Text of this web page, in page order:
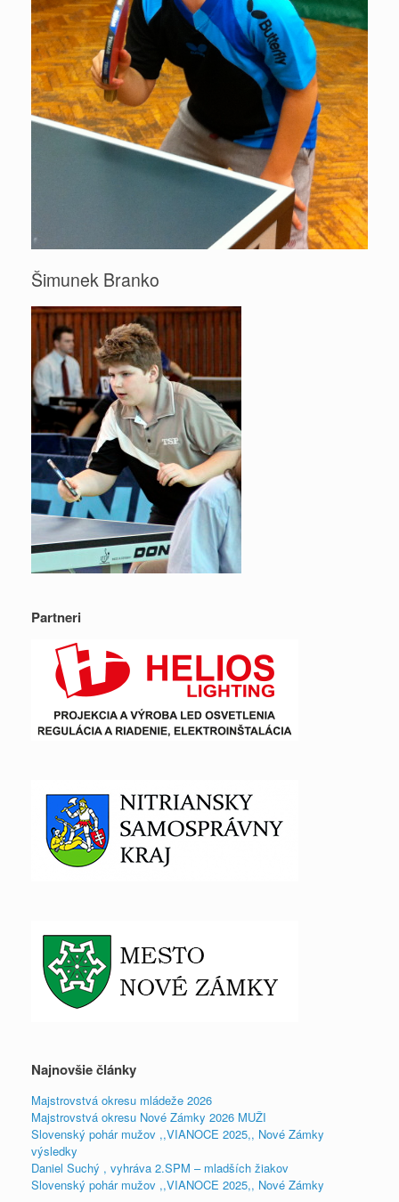
Šimunek Branko
Partneri
Najnovšie články
Majstrovstvá okresu mládeže 2026
Majstrovstvá okresu Nové Zámky 2026 MUŽI
Slovenský pohár mužov ,,VIANOCE 2025,, Nové Zámky
výsledky
Daniel Suchý , vyhráva 2.SPM – mladších žiakov
Slovenský pohár mužov ,,VIANOCE 2025,, Nové Zámky